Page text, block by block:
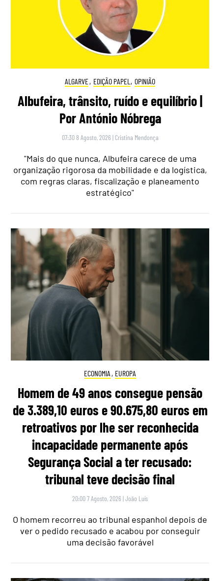
ALGARVE, EDIÇÃO PAPEL , OPINIÃO
Albufeira, trânsito, ruído e equilíbrio |
Por António Nóbrega
07:30 8 Agosto, 2026 | Cristina Mendonça
"Mais do que nunca, Albufeira carece de uma
organização rigorosa da mobilidade e da logística,
com regras claras, fiscalização e planeamento
estratégico"
ECONOMIA , EUROPA
Homem de 49 anos consegue pensão
de 3.389,10 euros e 90.675,80 euros em
retroativos por lhe ser reconhecida
incapacidade permanente após
Segurança Social a ter recusado:
tribunal teve decisão final
20:00 7 Agosto, 2026 |João Luís
O homem recorreu ao tribunal espanhol depois de
ver o pedido recusado e acabou por conseguir
uma decisão favorável